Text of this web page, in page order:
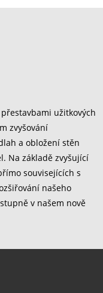
užitkových
zvyšování
a obložení stěn
Na základě zvyšující
souvisejících s
našeho
v našem nově